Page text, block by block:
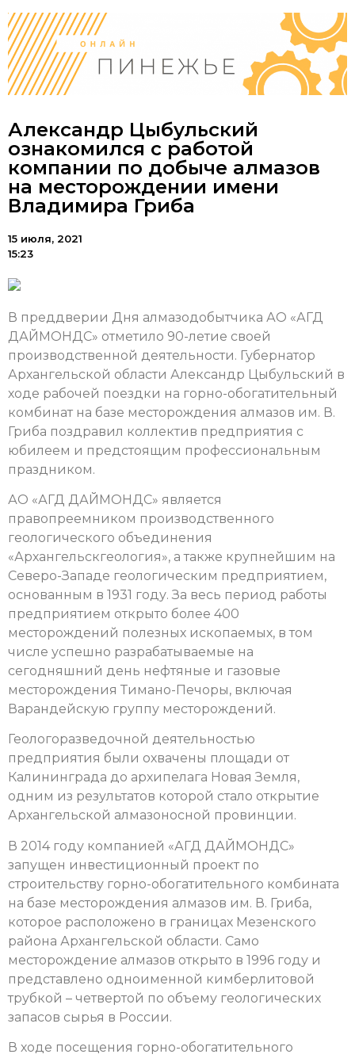
Александр Цыбульский
ознакомился с работой
компании по добыче алмазов
на месторождении имени
Владимира Гриба
15 июля, 2021
15:23
В преддверии Дня алмазодобытчика АО «АГД
ДАЙМОНДС» отметило 90-летие своей
производственной деятельности. Губернатор
Архангельской области Александр Цыбульский в
ходе рабочей поездки на горно-обогатительный
комбинат на базе месторождения алмазов им. В.
Гриба поздравил коллектив предприятия с
юбилеем и предстоящим профессиональным
праздником.
АО «АГД ДАЙМОНДС» является
правопреемником производственного
геологического объединения
«Архангельскгеология», а также крупнейшим на
Северо-Западе геологическим предприятием,
основанным в 1931 году. За весь период работы
предприятием открыто более 400
месторождений полезных ископаемых, в том
числе успешно разрабатываемые на
сегодняшний день нефтяные и газовые
месторождения Тимано-Печоры, включая
Варандейскую группу месторождений.
Геологоразведочной деятельностью
предприятия были охвачены площади от
Калининграда до архипелага Новая Земля,
одним из результатов которой стало открытие
Архангельской алмазоносной провинции.
В 2014 году компанией «АГД ДАЙМОНДС»
запущен инвестиционный проект по
строительству горно-обогатительного комбината
на базе месторождения алмазов им. В. Гриба,
которое расположено в границах Мезенского
района Архангельской области. Само
месторождение алмазов открыто в 1996 году и
представлено одноименной кимберлитовой
трубкой – четвертой по объему геологических
запасов сырья в России.
В ходе посещения горно-обогатительного